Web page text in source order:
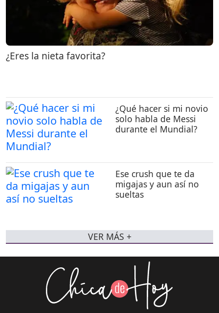
¿Eres la nieta favorita?
¿Qué hacer si mi novio
solo habla de Messi
durante el Mundial?
Ese crush que te da
migajas y aun así no
sueltas
VER MÁS +